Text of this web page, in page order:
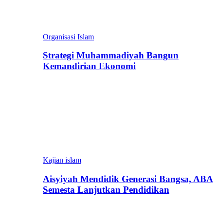
Organisasi Islam
Strategi Muhammadiyah Bangun
Kemandirian Ekonomi
Kajian islam
Aisyiyah Mendidik Generasi Bangsa, ABA
Semesta Lanjutkan Pendidikan